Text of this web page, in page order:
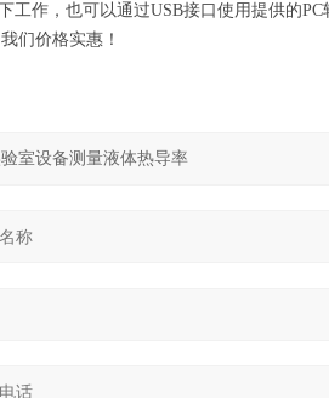
工作，也可以通过USB接口使用提供的PC
们价格实惠 ！